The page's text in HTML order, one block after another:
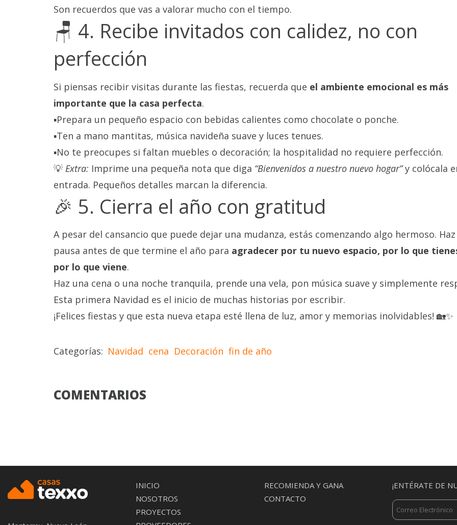
Son recuerdos que vas a valorar mucho con el tiempo.
🪑 4. Recibe invitados con calidez, no con
perfección
Si piensas recibir visitas durante las fiestas, recuerda que el ambiente emocional es más
importante que la casa perfecta.
▪️Prepara un pequeño espacio con bebidas calientes como chocolate o ponche.
▪️Ten a mano mantitas, música navideña suave y luces tenues.
▪️No te preocupes si faltan muebles o decoración; la hospitalidad no requiere perfección.
💡 Extra: Imprime una pequeña nota que diga “Bienvenidos a nuestro nuevo hogar”y colócala
entrada. Pequeños detalles marcan la diferencia.
🎉 5. Cierra el año con gratitud
A pesar del cansancio que puede dejar una mudanza, estás comenzando algo hermoso.
pausa antes de que termine el año para agradecer por tu nuevo espacio, por lo que
por lo que viene.
Haz una cena o una noche tranquila, prende una vela, pon música suave y simplemente
Esta primera Navidad es el inicio de muchas historias por escribir.
¡Felices fiestas y que esta nueva etapa esté llena de luz, amor y memorias inolvidables! 🏡✨
Categorías Navidad cena Decoración fin de año
COMENTARIOS
MAIN
NAVIGATION
INICIO
NOSOTROS
PROYECTOS
MENU
RECOMIENDA Y GANA
CONTACTO
¡ENTÉRATE DE